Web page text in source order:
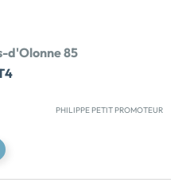
d'Olonne 85
PHILIPPE PETIT PROMOTEUR
APPARTEMENTS
RE 2020 La